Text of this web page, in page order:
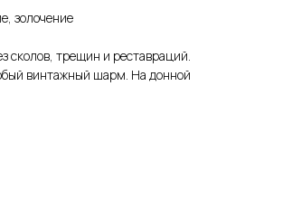
золочение
сколов, трещин и реставраций.
винтажный шарм. На донной